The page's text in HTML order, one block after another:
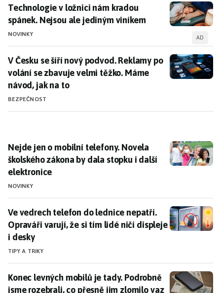
Technologie v ložnici nám kradou spánek. Nejsou
Technologie v ložnici nám kradou
spánek. Nejsou ale jediným viníkem
NOVINKY AD
V Česku se šíří nový podvod. Reklamy po volání se
V Česku se šíří nový podvod. Reklamy po
volání se zbavuje velmi těžko. Máme
návod, jak na to
BEZPEČNOST
Nejde jen o mobilní telefony. Novela školského
Nejde jen o mobilní telefony. Novela
školského zákona by dala stopku i další
elektronice
NOVINKY
Ve vedrech telefon do lednice nepatří. Opraváři
Ve vedrech telefon do lednice nepatří.
Opraváři varují, že si tím lidé ničí displeje
i desky
TIPY A TRIKY
Konec levných mobilů je tady. Podrobně jsme
Konec levných mobilů je tady. Podrobně
jsme rozebrali, co přesně jim zlomilo vaz